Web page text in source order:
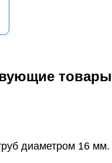
товары
диаметром 16 мм.